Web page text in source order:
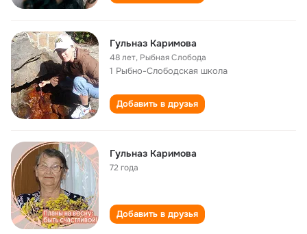
Гульназ Каримова
48 лет, Рыбная Слобода
1 Рыбно-Слободская школа
Добавить в друзья
Гульназ Каримова
72 года
Добавить в друзья